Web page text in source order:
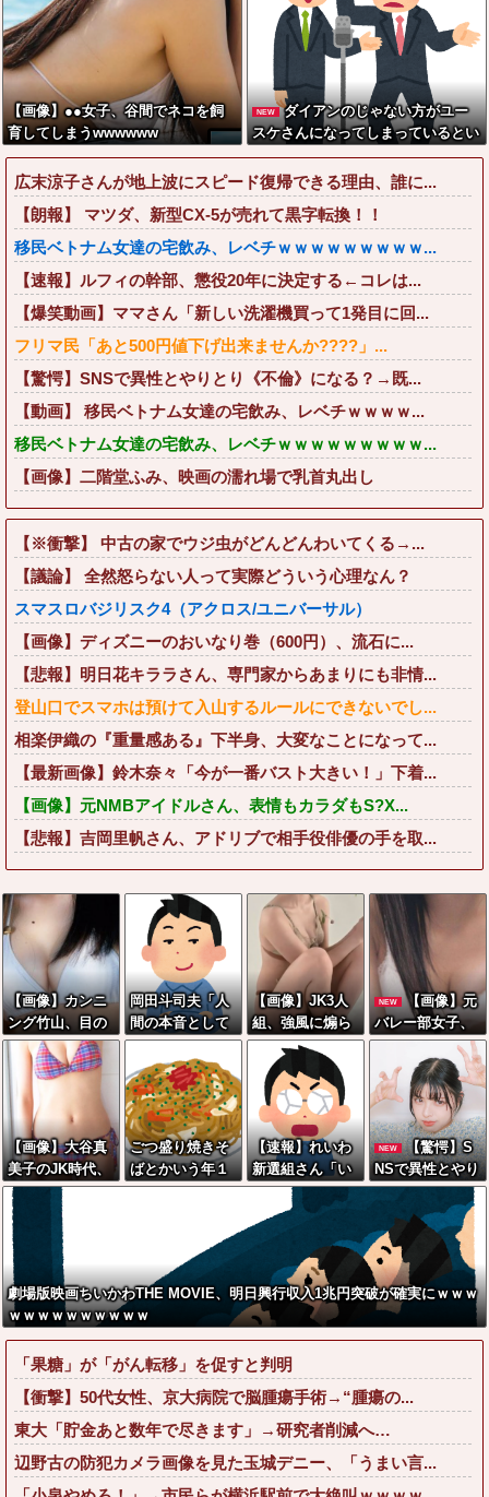
【画像】●●女子、谷間でネコを飼
育してしまうwwwwww
NEW
ダイアンのじゃない方がユー
スケさんになってしまっているとい
う事実←これ
広末涼子さんが地上波にスピード復帰できる理由、誰に...
【朗報】 マツダ、新型CX-5が売れて黒字転換！！
移民ベトナム女達の宅飲み、レベチｗｗｗｗｗｗｗｗｗ...
【速報】ルフィの幹部、懲役20年に決定する←コレは...
【爆笑動画】ママさん「新しい洗濯機買って1発目に回...
フリマ民「あと500円値下げ出来ませんか????」...
【驚愕】SNSで異性とやりとり《不倫》になる？→既...
【動画】 移民ベトナム女達の宅飲み、レベチｗｗｗｗ...
移民ベトナム女達の宅飲み、レベチｗｗｗｗｗｗｗｗｗ...
【画像】二階堂ふみ、映画の濡れ場で乳首丸出し
【※衝撃】 中古の家でウジ虫がどんどんわいてくる→...
【議論】 全然怒らない人って実際どういう心理なん？
スマスロバジリスク4（アクロス/ユニバーサル）
【画像】ディズニーのおいなり巻（600円）、流石に...
【悲報】明日花キララさん、専門家からあまりにも非情...
登山口でスマホは預けて入山するルールにできないでし...
相楽伊織の『重量感ある』下半身、大変なことになって...
【最新画像】鈴木奈々「今が一番バスト大きい！」下着...
【画像】元NMBアイドルさん、表情もカラダもS?X...
【悲報】吉岡里帆さん、アドリブで相手役俳優の手を取...
【画像】カンニ
ング竹山、目の
前で嫁を寝取ら
れてて草wwww
岡田斗司夫「人
間の本音として
ブサイクを見た
ら不愉快にな
る。この責任を
どうとるんだ」
【画像】JK3人
組、強風に煽ら
れ「生尻」が丸
出しに・・・
NEW
【画像】元
バレー部女子、
部活が終わって
も太ももがえっ
ちすぎる
【画像】大谷真
美子のJK時代、
ガチで大変なこ
とになるwwww
ごつ盛り焼きそ
ばとかいう年１
くらいで無性に
つｗｗｗｗｗｗ
【速報】れいわ
新選組さん「い
のちの党」に改
名ｗｗｗｗｗｗ
NEW
【驚愕】S
NSで異性とやり
とり《不倫》に
なる？→既婚男
女の約7割がまさ
かの『こう』回
答してしまうw
w w w w w w w
劇場版映画ちいかわTHE MOVIE、明日興行収入1兆円突破が確実にｗｗｗ
ｗｗｗｗｗｗｗｗｗｗ
「果糖」が「がん転移」を促すと判明
【衝撃】50代女性、京大病院で脳腫瘍手術→“腫瘍の...
東大「貯金あと数年で尽きます」→研究者削減へ…
辺野古の防犯カメラ画像を見た玉城デニー、「うまい言...